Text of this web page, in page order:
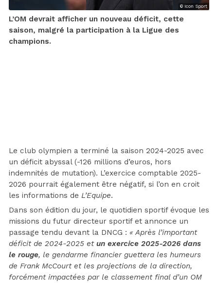
© Icon Sport
L’OM devrait afficher un nouveau déficit, cette
saison, malgré la participation à la Ligue des
champions.
Le club olympien a terminé la saison 2024-2025 avec
un déficit abyssal (-126 millions d’euros, hors
indemnités de mutation). L’exercice comptable 2025-
2026 pourrait également être négatif, si l’on en croit
les informations de L’Equipe.
Dans son édition du jour, le quotidien sportif évoque les
missions du futur directeur sportif et annonce un
passage tendu devant la DNCG : « Après l’important
déficit de 2024-2025 et un exercice 2025-2026 dans
le rouge, le gendarme financier guettera les humeurs
de Frank McCourt et les projections de la direction,
forcément impactées par le classement final d’un OM